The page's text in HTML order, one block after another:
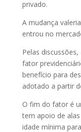
privado.
A mudança
entrou no
Pelas
fator
benefício para
adotado a partir
O fim do fator é
tem apoio de
idade mínima